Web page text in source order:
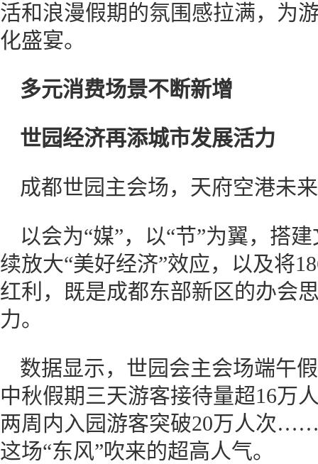
活和浪漫假期的氛围感拉满，为
化盛宴。
多元消费场景不断新增
世园经济再添城市发展活力
成都世园主会场，天府空港未
以会为“媒”，以“节”为翼，搭
续放大“美好经济”效应，以及将
红利，既是成都东部新区的办会
力。
数据显示，世园会主会场端午
中秋假期三天游客接待量超16万
两周内入园游客突破20万人次
这场“东风”吹来的超高人气。